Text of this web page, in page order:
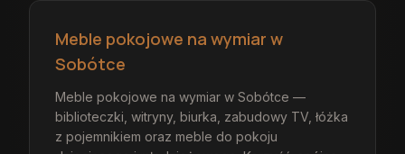
Meble pokojowe na wymiar w
Sobótce
Meble pokojowe na wymiar w Sobótce —
biblioteczki, witryny, biurka, zabudowy TV, łóżka
z pojemnikiem oraz meble do pokoju